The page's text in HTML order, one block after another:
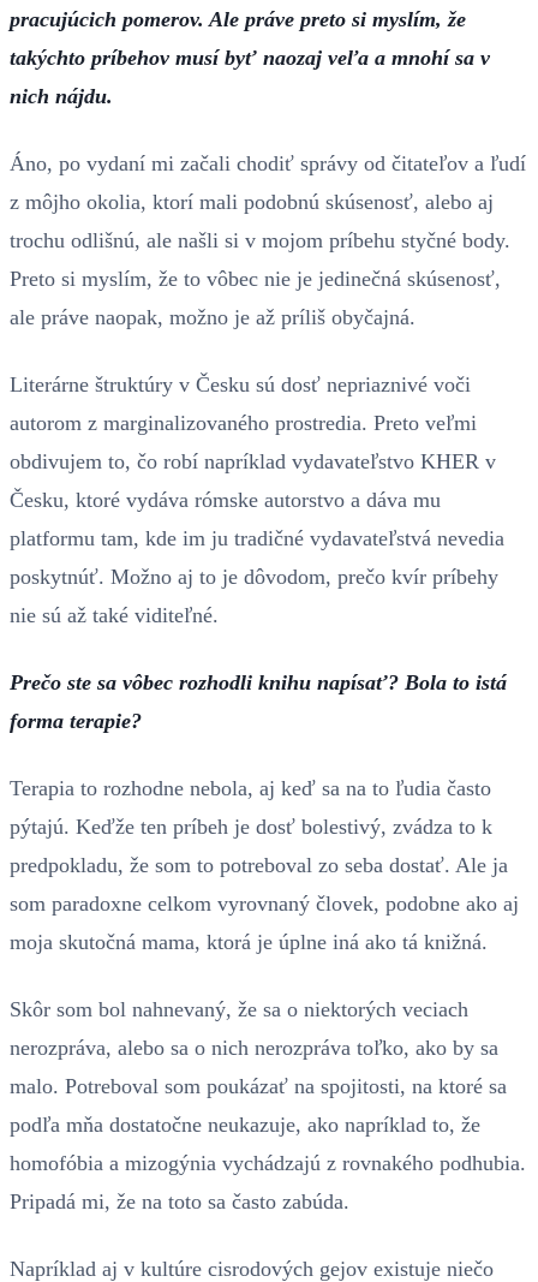
pracujúcich pomerov. Ale práve preto si myslím, že
takýchto príbehov musí byť naozaj veľa a mnohí sa v
nich nájdu.
Áno, po vydaní mi začali chodiť správy od čitateľov a ľudí
z môjho okolia, ktorí mali podobnú skúsenosť, alebo aj
trochu odlišnú, ale našli si v mojom príbehu styčné body.
Preto si myslím, že to vôbec nie je jedinečná skúsenosť,
ale práve naopak, možno je až príliš obyčajná.
Literárne štruktúry v Česku sú dosť nepriaznivé voči
autorom z marginalizovaného prostredia. Preto veľmi
obdivujem to, čo robí napríklad vydavateľstvo KHER v
Česku, ktoré vydáva rómske autorstvo a dáva mu
platformu tam, kde im ju tradičné vydavateľstvá nevedia
poskytnúť. Možno aj to je dôvodom, prečo kvír príbehy
nie sú až také viditeľné.
Prečo ste sa vôbec rozhodli knihu napísať? Bola to istá
forma terapie?
Terapia to rozhodne nebola, aj keď sa na to ľudia často
pýtajú. Keďže ten príbeh je dosť bolestivý, zvádza to k
predpokladu, že som to potreboval zo seba dostať. Ale ja
som paradoxne celkom vyrovnaný človek, podobne ako aj
moja skutočná mama, ktorá je úplne iná ako tá knižná.
Skôr som bol nahnevaný, že sa o niektorých veciach
nerozpráva, alebo sa o nich nerozpráva toľko, ako by sa
malo. Potreboval som poukázať na spojitosti, na ktoré sa
podľa mňa dostatočne neukazuje, ako napríklad to, že
homofóbia a mizogýnia vychádzajú z rovnakého podhubia.
Pripadá mi, že na toto sa často zabúda.
Napríklad aj v kultúre cisrodových gejov existuje niečo